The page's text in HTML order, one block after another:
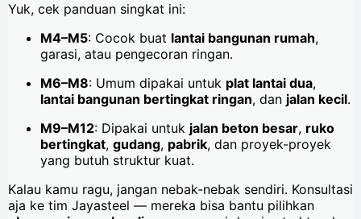
Yuk, cek panduan singkat ini:
M4–M5: Cocok buat lantai bangunan rumah,
garasi, atau pengecoran ringan.
M6–M8: Umum dipakai untuk plat lantai dua,
lantai bangunan bertingkat ringan, dan jalan kecil.
M9–M12: Dipakai untuk jalan beton besar, ruko
bertingkat, gudang, pabrik, dan proyek-proyek
yang butuh struktur kuat.
Kalau kamu ragu, jangan nebak-nebak sendiri. Konsultasi
aja ke tim Jayasteel — mereka bisa bantu pilihkan